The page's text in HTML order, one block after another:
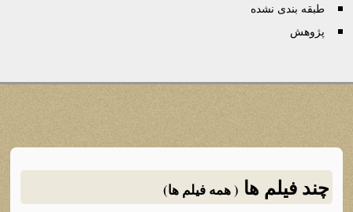
طبقه بندی نشده
پژوهش
چند فیلم ها ( همه فیلم ها)